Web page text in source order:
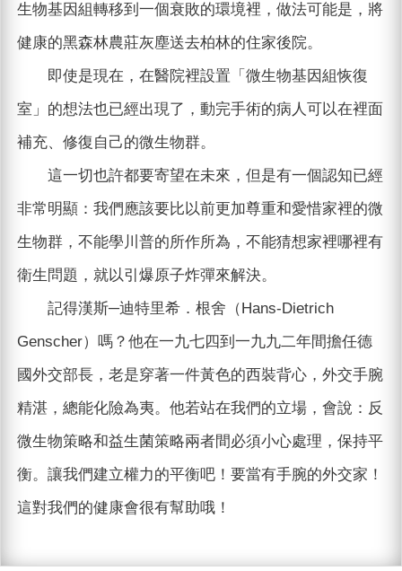
生物基因組轉移到一個衰敗的環境裡，做法可能是，將
健康的黑森林農莊灰塵送去柏林的住家後院。
即使是現在，在醫院裡設置「微生物基因組恢復
室」的想法也已經出現了，動完手術的病人可以在裡面
補充、修復自己的微生物群。
這一切也許都要寄望在未來，但是有一個認知已經
非常明顯：我們應該要比以前更加尊重和愛惜家裡的微
生物群，不能學川普的所作所為，不能猜想家裡哪裡有
衛生問題，就以引爆原子炸彈來解決。
記得漢斯─迪特里希．根舍（Hans-Dietrich
Genscher）嗎？他在一九七四到一九九二年間擔任德
國外交部長，老是穿著一件黃色的西裝背心，外交手腕
精湛，總能化險為夷。他若站在我們的立場，會說：反
微生物策略和益生菌策略兩者間必須小心處理，保持平
衡。讓我們建立權力的平衡吧！要當有手腕的外交家！
這對我們的健康會很有幫助哦！